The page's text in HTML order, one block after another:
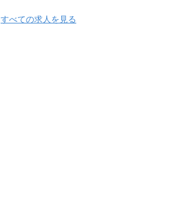
すべての求人を見る